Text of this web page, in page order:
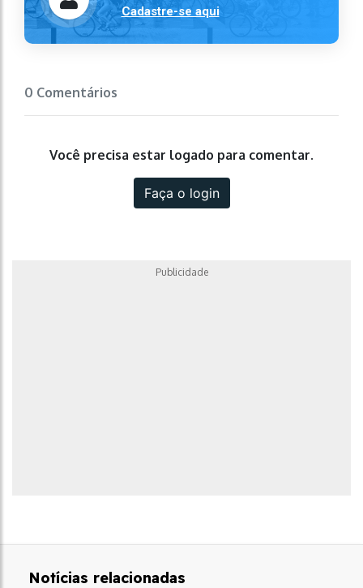
Cadastre-se aqui
0 Comentários
Você precisa estar logado para comentar.
Faça o login
Publicidade
Notícias relacionadas